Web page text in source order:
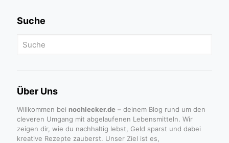
Suche
Über Uns
Willkommen bei nochlecker.de – deinem Blog rund um den
cleveren Umgang mit abgelaufenen Lebensmitteln. Wir
zeigen dir, wie du nachhaltig lebst, Geld sparst und dabei
kreative Rezepte zauberst. Unser Ziel ist es,